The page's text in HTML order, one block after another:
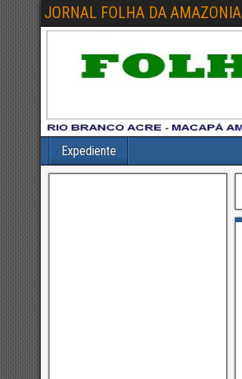
JORNAL FOLHA DA AMAZONIA
Expediente